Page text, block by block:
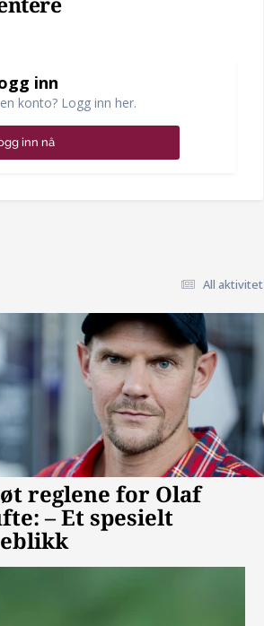
inn
konto? Logg inn her.
inn nå
All aktivitet